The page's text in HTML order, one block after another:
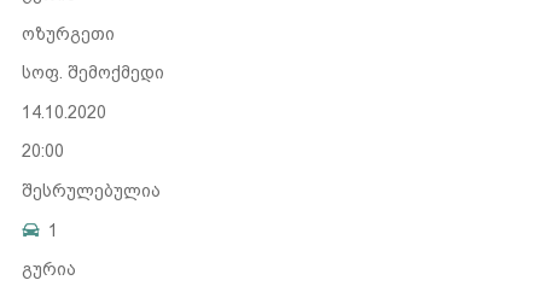
ოზურგეთი
სოფ. შემოქმედი
14.10.2020
20:00
შესრულებულია
1
გურია